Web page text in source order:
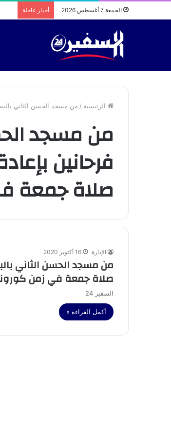
الجمعة 7 أغسطس 2026 أخبار عاجلة
الرئيسية / من مسجد الحسن الثاني
من مسجد
فرحانين
صلاة جمعة
الإدارة 16 أكتوبر 2020
من مسجد الحسن الثاني
صلاة جمعة في زمن
السفير 24
أكمل القراءة »